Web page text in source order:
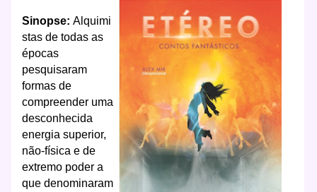
Sinopse: Alquimi
stas de todas as
épocas
pesquisaram
formas de
compreender uma
desconhecida
energia superior,
não-física e de
extremo poder a
que denominaram